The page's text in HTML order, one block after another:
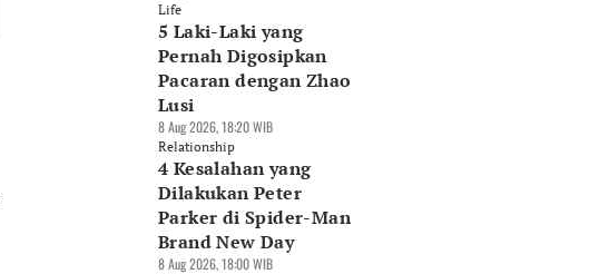
Life
5 Laki-Laki yang
Pernah Digosipkan
Pacaran dengan Zhao
Lusi
8 Aug 2026, 18:20 WIB
Relationship
4 Kesalahan yang
Dilakukan Peter
Parker di Spider-Man
Brand New Day
8 Aug 2026, 18:00 WIB